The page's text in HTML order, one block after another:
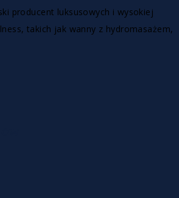
producent luksusowych i wysokiej
takich jak wanny z hydromasażem,